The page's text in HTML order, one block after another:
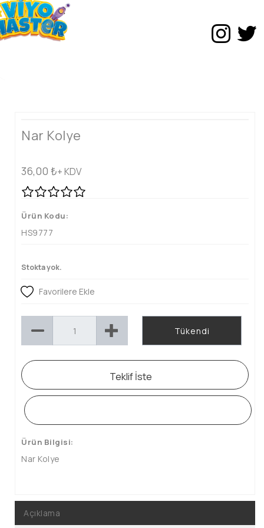
Nar Kolye
36,00 ₺+ KDV
Ürün Kodu:
HS9777
Stokta yok.
Favorilere Ekle
Tükendi
Teklif İste
Ürün Bilgisi:
Nar Kolye
Açıklama